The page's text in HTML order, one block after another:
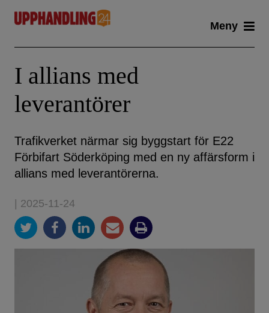
content
Meny
I allians med
leverantörer
Trafikverket närmar sig byggstart för E22
Förbifart Söderköping med en ny affärsform i
allians med leverantörerna.
| 2025-11-24